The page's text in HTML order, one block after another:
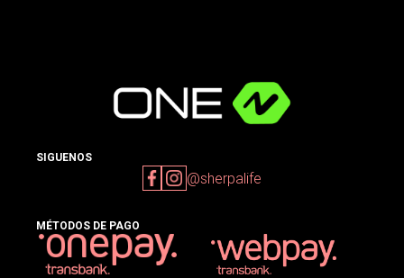
SIGUENOS
@sherpalife
MÉTODOS DE PAGO